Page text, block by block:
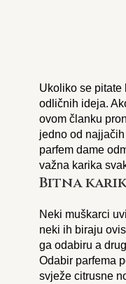
Ukoliko se pitate
odličnih ideja.
ovom članku
jedno od
parfem dame
važna karika
Bitna
Neki muškarci
neki ih biraju
ga odabiru a
Odabir parfema
svježe citrusne